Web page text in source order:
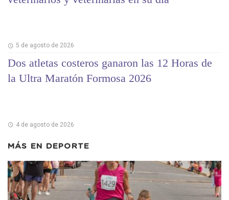
5 de agosto de 2026
Dos atletas costeros ganaron las 12 Horas de
la Ultra Maratón Formosa 2026
4 de agosto de 2026
MÁS EN DEPORTE